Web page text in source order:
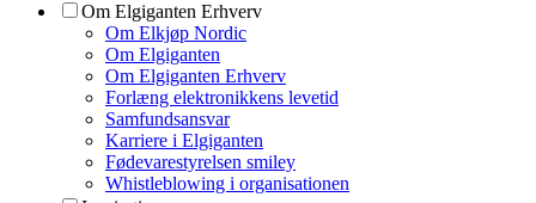
Om Elgiganten Erhverv
Om Elkjøp Nordic
Om Elgiganten
Om Elgiganten Erhverv
Forlæng elektronikkens levetid
Samfundsansvar
Karriere i Elgiganten
Fødevarestyrelsen smiley
Whistleblowing i organisationen